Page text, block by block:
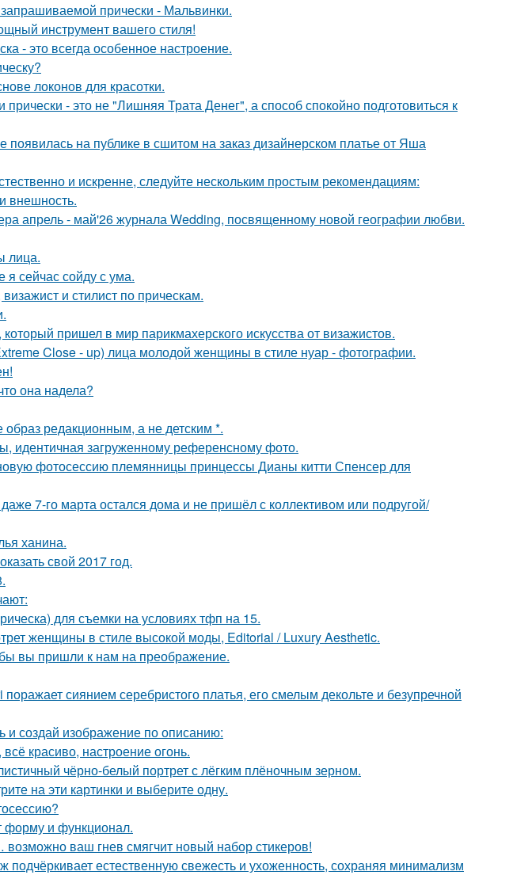
прически - Мальвинки.
инструмент вашего стиля!
- это всегда особенное настроение.
локонов для красотки.
- это не "Лишняя Трата Денег", а способ спокойно подготовиться к
появилась на публике в сшитом на заказ дизайнерском платье от Яша
и искренне, следуйте нескольким простым рекомендациям:
внешность.
апрель - май'26 журнала Wedding, посвященному новой географии любви.
лица.
я сейчас сойду с ума.
и стилист по прическам.
который пришел в мир парикмахерского искусства от визажистов.
Close - up) лица молодой женщины в стиле нуар - фотографии.
она надела?
редакционным, а не детским *.
идентичная загруженному референсному фото.
фотосессию племянницы принцессы Дианы китти Спенсер для
7-го марта остался дома и не пришёл с коллективом или подругой/
ханина.
свой 2017 год.
для съемки на условиях тфп на 15.
женщины в стиле высокой моды, Editorial / Luxury Aesthetic.
вы пришли к нам на преображение.
сиянием серебристого платья, его смелым декольте и безупречной
и создай изображение по описанию:
красиво, настроение огонь.
чёрно-белый портрет с лёгким плёночным зерном.
на эти картинки и выберите одну.
форму и функционал.
возможно ваш гнев смягчит новый набор стикеров!
подчёркивает естественную свежесть и ухоженность, сохраняя минимализм